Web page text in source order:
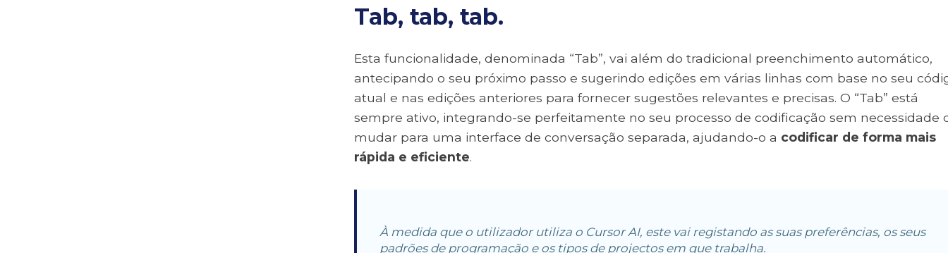
Tab, tab, tab.
Esta funcionalidade, denominada “Tab”, vai além do tradicional preenchimento automático,
antecipando o seu próximo passo e sugerindo edições em várias linhas com base no seu
atual e nas edições anteriores para fornecer sugestões relevantes e precisas. O “Tab” está
sempre ativo, integrando-se perfeitamente no seu processo de codificação sem necessidade
mudar para uma interface de conversação separada, ajudando-o a codificar de forma mais
rápida e eficiente.
À medida que o utilizador utiliza o Cursor AI, este vai registando as suas preferências, os seus
padrões de programação e os tipos de projectos em que trabalha.